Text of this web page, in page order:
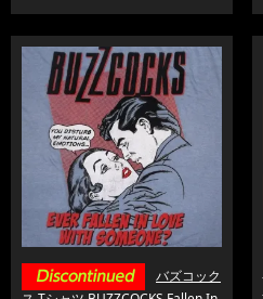
バズコック